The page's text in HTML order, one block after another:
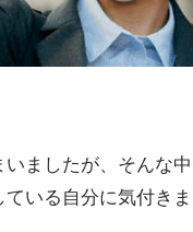
ましたが、そんな
いる自分に気付きま